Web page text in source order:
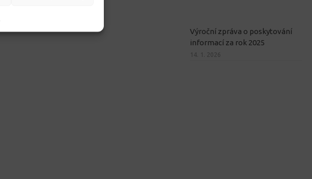
Výroční zpráva o poskytování
informací za rok 2025
14. 1. 2026